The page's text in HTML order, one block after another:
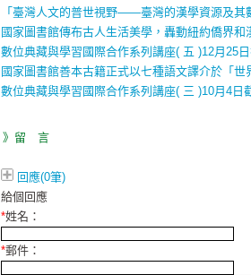
「臺灣人文的普世視野——臺灣的漢學資源及其
國家圖書館傳布古人生活美學，轟動紐約僑界和
數位典藏與學習國際合作系列講座( 五 )12月25
國家圖書館善本古籍正式以七種語文譯介於「世
數位典藏與學習國際合作系列講座( 三 )10月4日
》留 言
回應(0筆)
給個回應
*姓名：
*郵件：